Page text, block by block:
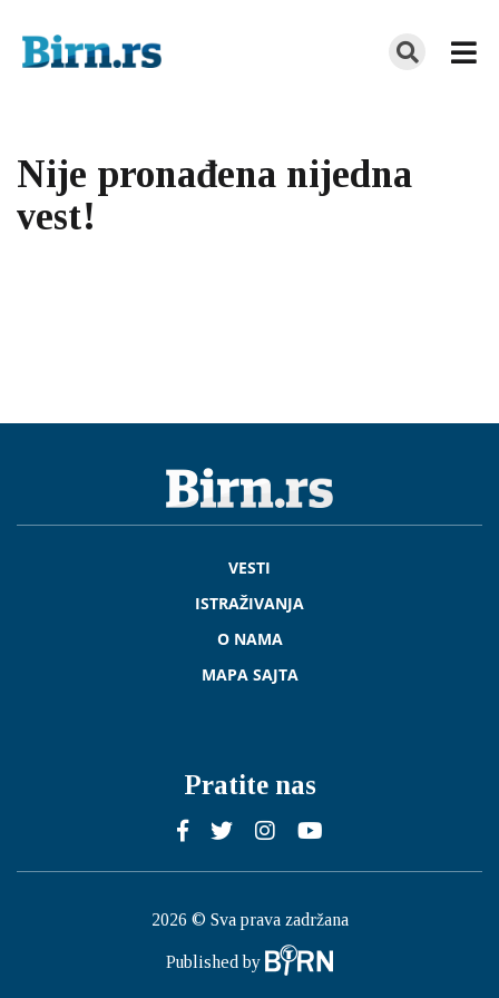
Nije pronađena nijedna
vest!
VESTI
ISTRAŽIVANJA
O NAMA
MAPA SAJTA
Pratite nas
2026 © Sva prava zadržana
Published by